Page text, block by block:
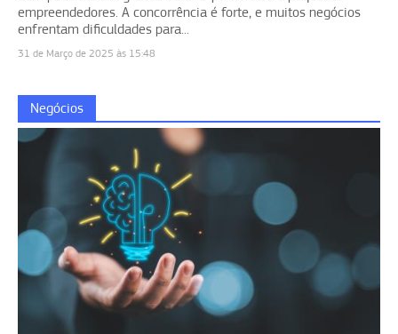
empreendedores. A concorrência é forte, e muitos negócios
enfrentam dificuldades para...
31 de Março de 2025 às 15:48
Negócios